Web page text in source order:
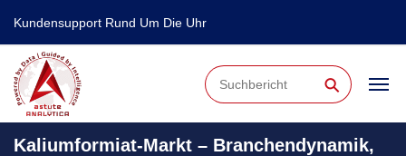
Kundensupport Rund Um Die Uhr
⚲
Kaliumformiat-Markt – Branchendynamik,